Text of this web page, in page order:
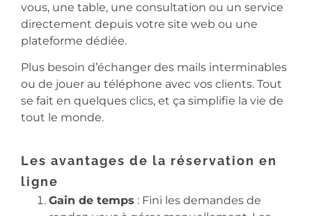
vous, une table, une consultation ou un service
directement depuis votre site web ou une
plateforme dédiée.
Plus besoin d’échanger des mails interminables
ou de jouer au téléphone avec vos clients. Tout
se fait en quelques clics, et ça simplifie la vie de
tout le monde.
Les avantages de la réservation en
ligne
Gain de temps : Fini les demandes de